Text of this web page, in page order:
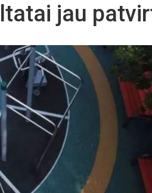
jau